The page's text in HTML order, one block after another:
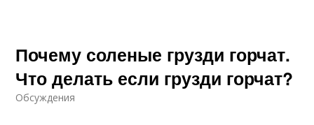
Почему соленые грузди горчат.
Что делать если грузди горчат?
Обсуждения